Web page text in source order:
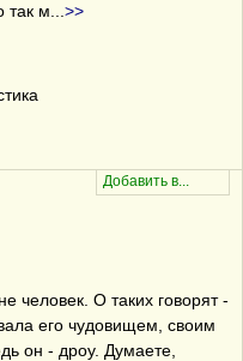
так м
>>
человек. О таких говорят -
его чудовищем, своим
он - дроу. Думаете,